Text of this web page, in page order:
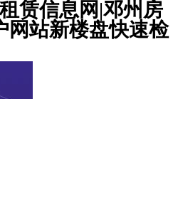
赁信息网|邓州房
网站新楼盘快速检